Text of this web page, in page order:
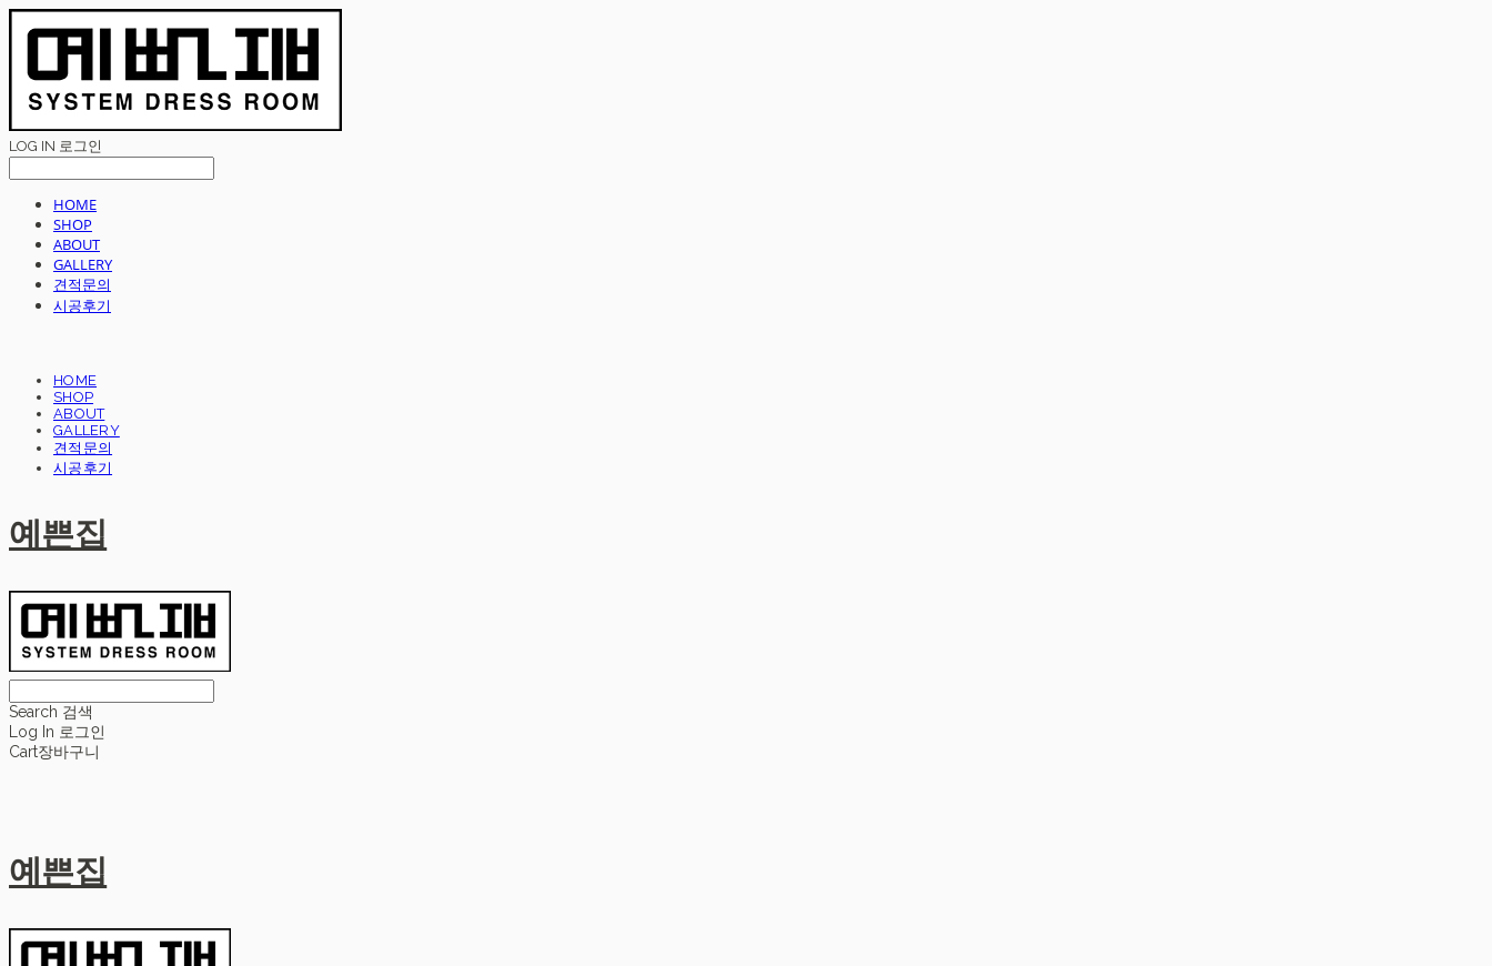
LOG IN 로그인
HOME
SHOP
ABOUT
GALLERY
견적문의
시공후기
HOME
SHOP
ABOUT
GALLERY
견적문의
시공후기
예쁜집
Search 검색
Log In 로그인
Cart장바구니
예쁜집